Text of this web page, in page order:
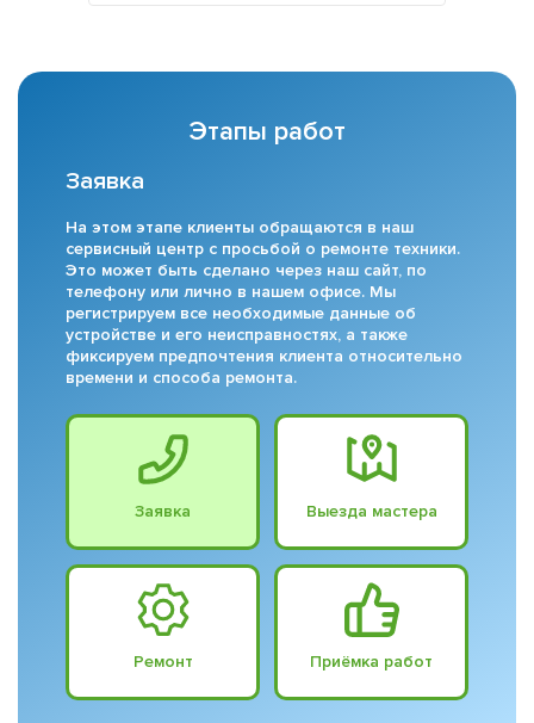
Этапы работ
Заявка
На этом этапе клиенты обращаются в наш
сервисный центр с просьбой о ремонте техники.
Это может быть сделано через наш сайт, по
телефону или лично в нашем офисе. Мы
регистрируем все необходимые данные об
устройстве и его неисправностях, а также
фиксируем предпочтения клиента относительно
времени и способа ремонта.
Заявка Выезда мастера
Ремонт Приёмка работ